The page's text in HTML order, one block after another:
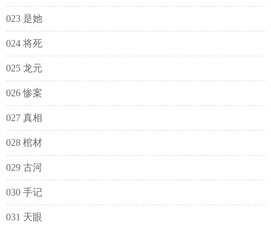
023 是她
024 将死
025 龙元
026 惨案
027 真相
028 棺材
029 古河
030 手记
031 天眼